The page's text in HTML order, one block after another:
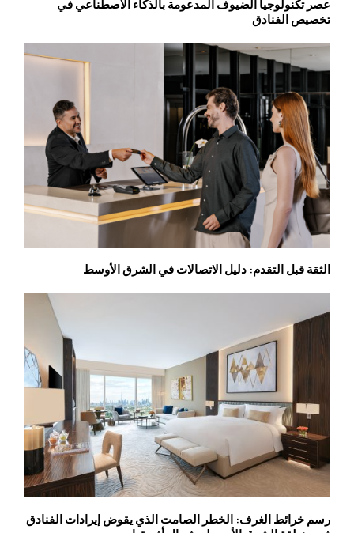
عصر تكنولوجيا الضيوف المدعومة بالذكاء الاصطناعي في
تخصيص الفنادق
الثقة قبل التقدم: دليل الاتصالات في الشرق الأوسط
رسم خرائط الغرف: الخطر الصامت الذي يقوض إيرادات الفنادق